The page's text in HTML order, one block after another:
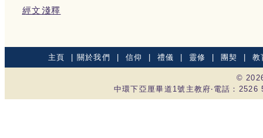
經文淺釋
主頁 關於我們 信仰 禮儀 靈修 團契 |教
©
中環下亞厘畢道1號主教府‧電話：